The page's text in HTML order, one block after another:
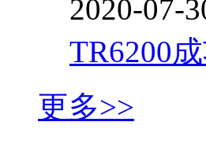
2020-07-
TR6200
更多>>